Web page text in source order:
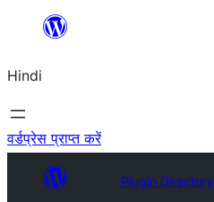
सामग्री
जाएं
Hindi
वर्डप्रेस प्राप्त करें
Plugin Directory